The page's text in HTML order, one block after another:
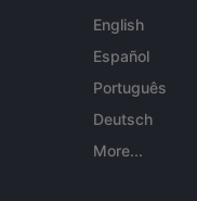
English
Español
Português
Deutsch
More...